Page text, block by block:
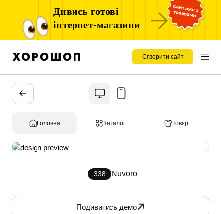
Дивись готові
інтернет-магазини
Створити сайт
Головна Каталог Товар
338 Nuvoro
Подивитись демо